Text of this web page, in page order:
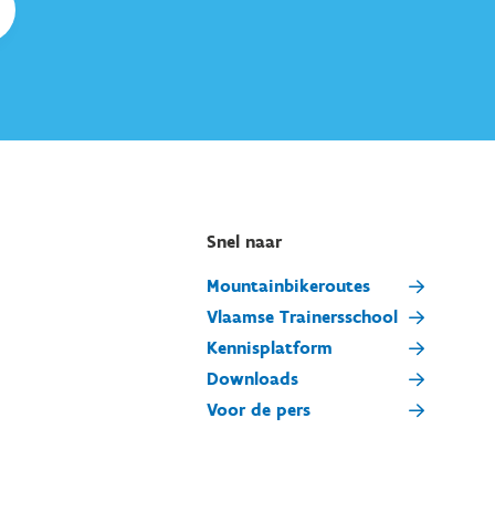
Snel naar
Mountainbikeroutes
Vlaamse Trainersschool
Kennisplatform
Downloads
Voor de pers